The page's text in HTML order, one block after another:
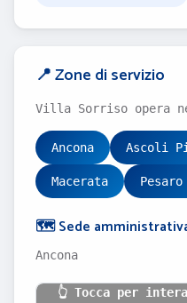
📍 Zone di servizio
Villa Sorriso opera
Ancona Ascoli
Macerata
🗺️ Sede
Ancona
👆 Tocca per